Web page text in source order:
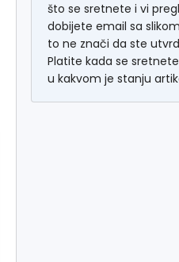
što se sretnete i vi
dobijete email sa
to ne znači da ste
Platite kada se
u kakvom je stanju